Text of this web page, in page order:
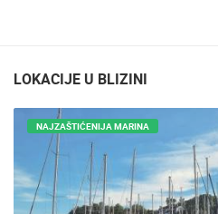
LOKACIJE U BLIZINI
NAJZAŠTIĆENIJA MARINA